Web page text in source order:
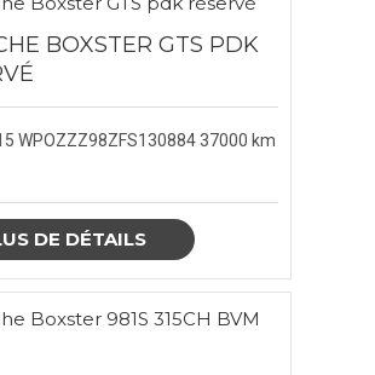
PORSCHE MACAN
PORSCHE PANAMERA
NOTRE SOCIÉTÉ
BLOG
NOUS
BOXSTER GTS PDK
WPOZZZ98ZFS13088437000 km
DE DÉTAILS